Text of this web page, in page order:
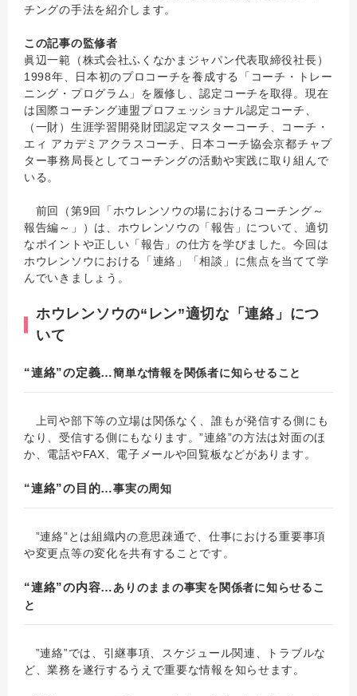
チングの手法を紹介します。
この記事の監修者
眞辺一範（株式会社ふくなかまジャパン代表取締役社長）
1998年、日本初のプロコーチを養成する「コーチ・トレー
ニング・プログラム」を履修し、認定コーチを取得。現在
は国際コーチング連盟プロフェッショナル認定コーチ、
（一財）生涯学習開発財団認定マスターコーチ、コーチ・
エィ アカデミアクラスコーチ、日本コーチ協会京都チャプ
ター事務局長としてコーチングの活動や実践に取り組んで
いる。
前回（第9回「ホウレンソウの場におけるコーチング～
報告編～」）は、ホウレンソウの「報告」について、適切
なポイントや正しい「報告」の仕方を学びました。今回は
ホウレンソウにおける「連絡」「相談」に焦点を当てて学
んでいきましょう。
ホウレンソウの“レン”適切な「連絡」につ
いて
“連絡”の定義…簡単な情報を関係者に知らせること
上司や部下等の立場は関係なく、誰もが発信する側にも
なり、受信する側にもなります。”連絡”の方法は対面のほ
か、電話やFAX、電子メールや回覧板などがあります。
“連絡”の目的…事実の周知
”連絡”とは組織内の意思疎通で、仕事における重要事項
や変更点等の変化を共有することです。
“連絡”の内容…ありのままの事実を関係者に知らせるこ
と
”連絡”では、引継事項、スケジュール関連、トラブルな
ど、業務を遂行するうえで重要な情報を知らせます。